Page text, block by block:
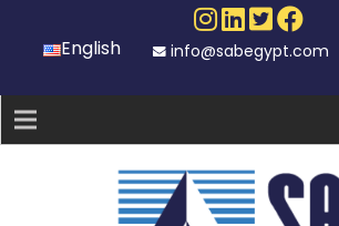
English info@sabegypt.com